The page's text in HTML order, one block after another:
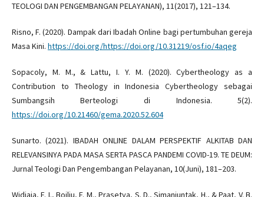
TEOLOGI DAN PENGEMBANGAN PELAYANAN), 11(2017), 121–134.
Risno, F. (2020). Dampak dari Ibadah Online bagi pertumbuhan gereja
Masa Kini. https://doi.org/https://doi.org/10.31219/osf.io/4aqeg
Sopacoly, M. M., & Lattu, I. Y. M. (2020). Cybertheology as a
Contribution to Theology in Indonesia Cybertheology sebagai
Sumbangsih Berteologi di Indonesia. 5(2).
https://doi.org/10.21460/gema.2020.52.604
Sunarto. (2021). IBADAH ONLINE DALAM PERSPEKTIF ALKITAB DAN
RELEVANSINYA PADA MASA SERTA PASCA PANDEMI COVID-19. TE DEUM:
Jurnal Teologi Dan Pengembangan Pelayanan, 10(Juni), 181–203.
Widjaja, F. I., Boiliu, F. M., Prasetya, S. D., Simanjuntak, H., & Paat, V. B.